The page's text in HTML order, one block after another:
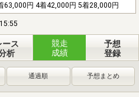
63,000円 4着42,000円 5着28,000円
ース
析
競走
成績
予想
登録
通過順 予想まとめ